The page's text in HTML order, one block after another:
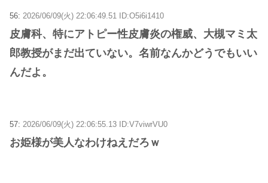
56: 2026/06/09(火) 22:06:49.51 ID:O5i6i1410
皮膚科、特にアトピー性皮膚炎の権威、大槻マミ太
郎教授がまだ出ていない。名前なんかどうでもいい
んだよ。
57: 2026/06/09(火) 22:06:55.13 ID:V7viwrVU0
お姫様が美人なわけねえだろｗ